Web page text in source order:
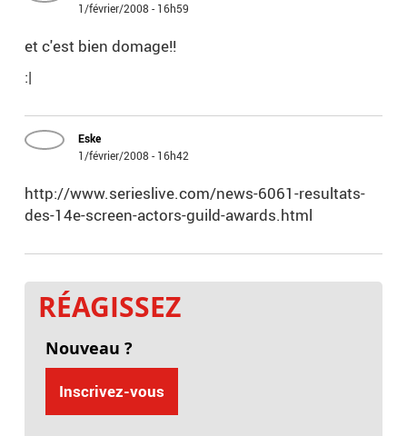
1/février/2008 - 16h59
et c'est bien domage!!
:|
Eske
1/février/2008 - 16h42
http://www.serieslive.com/news-6061-resultats-
des-14e-screen-actors-guild-awards.html
RÉAGISSEZ
Nouveau ?
Inscrivez-vous